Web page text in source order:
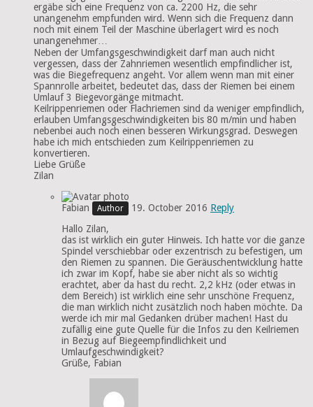
ergäbe sich eine Frequenz von ca. 2200 Hz, die sehr
unangenehm empfunden wird. Wenn sich die Frequenz dann
noch mit einem Teil der Maschine überlagert wird es noch
unangenehmer…
Neben der Umfangsgeschwindigkeit darf man auch nicht
vergessen, dass der Zahnriemen wesentlich empfindlicher ist,
was die Biegefrequenz angeht. Vor allem wenn man mit einer
Spannrolle arbeitet, bedeutet das, dass der Riemen bei einem
Umlauf 3 Biegevorgänge mitmacht.
Keilrippenriemen oder Flachriemen sind da weniger empfindlich,
erlauben Umfangsgeschwindigkeiten bis 80 m/min und haben
nebenbei auch noch einen besseren Wirkungsgrad. Deswegen
habe ich mich entschieden zum Keilrippenriemen zu
konvertieren.
Liebe Grüße
Zilan
Fabian 19. October 2016 Reply
Hallo Zilan,
das ist wirklich ein guter Hinweis. Ich hatte vor die ganze
Spindel verschiebbar oder exzentrisch zu befestigen, um
den Riemen zu spannen. Die Geräuschentwicklung hatte
ich zwar im Kopf, habe sie aber nicht als so wichtig
erachtet, aber da hast du recht. 2,2 kHz (oder etwas in
dem Bereich) ist wirklich eine sehr unschöne Frequenz,
die man wirklich nicht zusätzlich noch haben möchte. Da
werde ich mir mal Gedanken drüber machen! Hast du
zufällig eine gute Quelle für die Infos zu den Keilriemen
in Bezug auf Biegeempfindlichkeit und
Umlaufgeschwindigkeit?
Grüße, Fabian